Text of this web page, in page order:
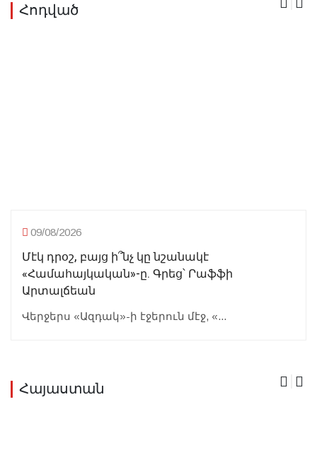
Հոդված
09/08/2026
Մէկ դրօշ, բայց ի՞նչ կը նշանակէ
«Համահայկական»-ը. Գրեց՝ Րաֆֆի
Արտալճեան
Վերջերս «Ազդակ»-ի էջերուն մէջ, «...
Հայաստան